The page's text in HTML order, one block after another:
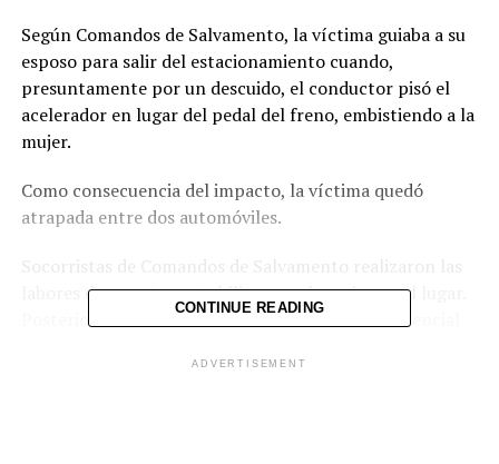
Según Comandos de Salvamento, la víctima guiaba a su
esposo para salir del estacionamiento cuando,
presuntamente por un descuido, el conductor pisó el
acelerador en lugar del pedal del freno, embistiendo a la
mujer.
Como consecuencia del impacto, la víctima quedó
atrapada entre dos automóviles.
Socorristas de Comandos de Salvamento realizaron las
labores de rescate y estabilizaron a la mujer en el lugar.
Posteriormente, fue trasladada a un centro asistencial
CONTINUE READING
ADVERTISEMENT